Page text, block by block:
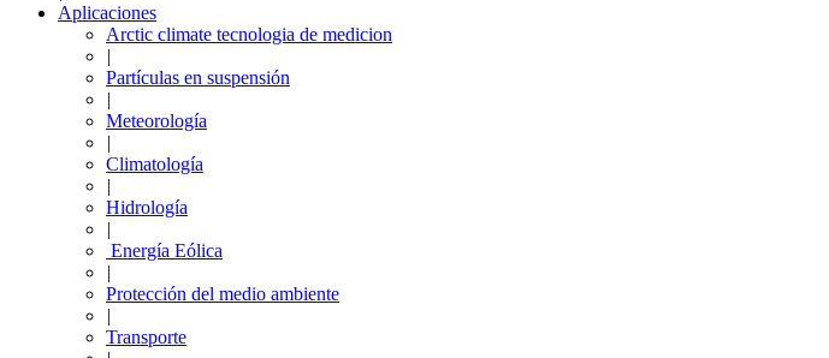
Aplicaciones
Arctic climate tecnologia de medicion
|
Partículas en suspensión
|
Meteorología
|
Climatología
|
Hidrología
|
Energía Eólica
|
Protección del medio ambiente
|
Transporte